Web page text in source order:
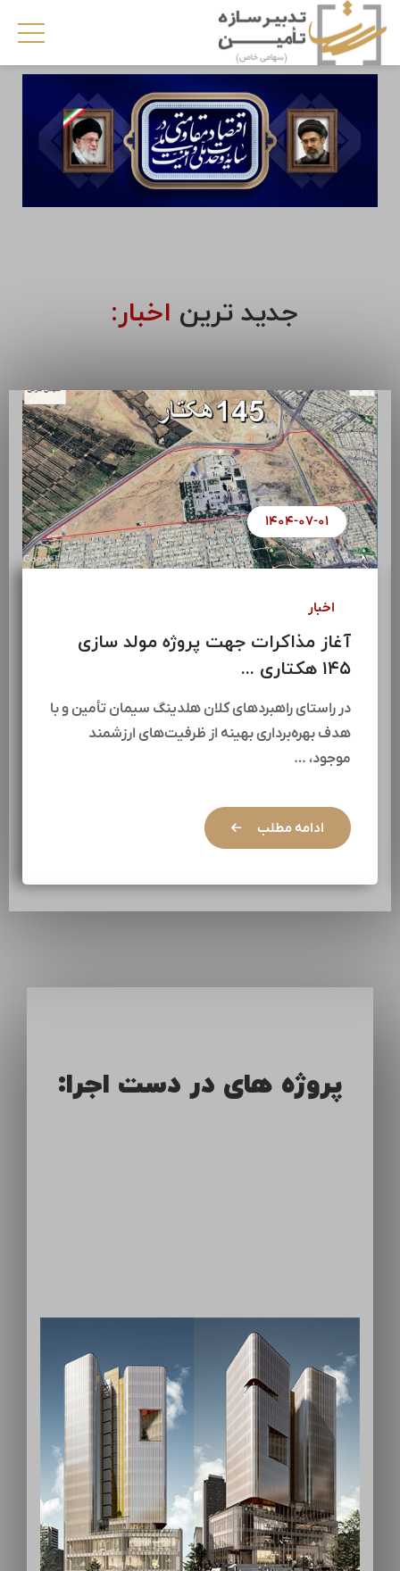
جدید ترین اخبار:
۱۴۰۴-۰۷-۰۱
اخبار
آغاز مذاکرات جهت پروژه مولد سازی
۱۴۵ هکتاری ...
در راستای راهبردهای کلان هلدینگ سیمان تأمین و با
هدف بهره‌برداری بهینه از ظرفیت‌های ارزشمند
موجود، …
ادامه مطلب
پروژه های در دست اجرا: